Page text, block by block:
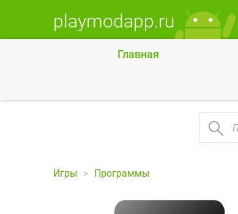
playmodapp.ru
Главная
Игры Программы